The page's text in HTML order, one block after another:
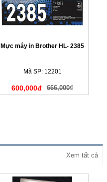
Mực máy in Brother HL- 2385
Mã SP: 12201
600,000đ 666,000₫
Xem tất cả